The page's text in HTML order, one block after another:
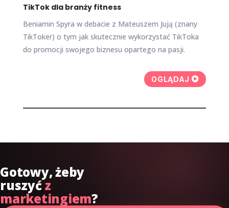
TikTok dla branży fitness
Beniamin Spyra w debacie z Mateuszem Jują (znany
TikToker) o tym jak skutecznie wykorzystać TikToka
do promocji swojego biznesu opartego na pasji.
OGLĄDAJ
Gotowy, żeby
ruszyćz
marketingiem?